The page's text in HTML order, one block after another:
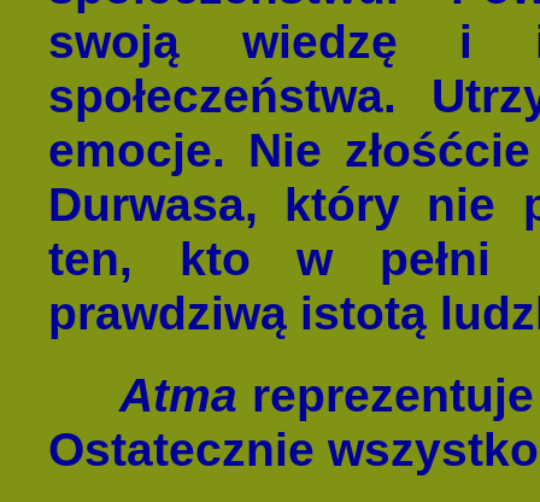
swoją wiedzę i
społeczeństwa.
emocje. Nie
Durwasa, który nie
ten, kto w pełni
prawdziwą istotą
Atma
Ostatecznie